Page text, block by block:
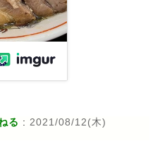
る : 2021/08/12(木)